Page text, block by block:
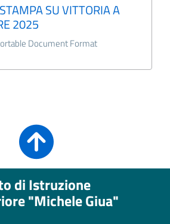
SU VITTORIA A
2025
Document Format
di Istruzione
"Michele Giua"